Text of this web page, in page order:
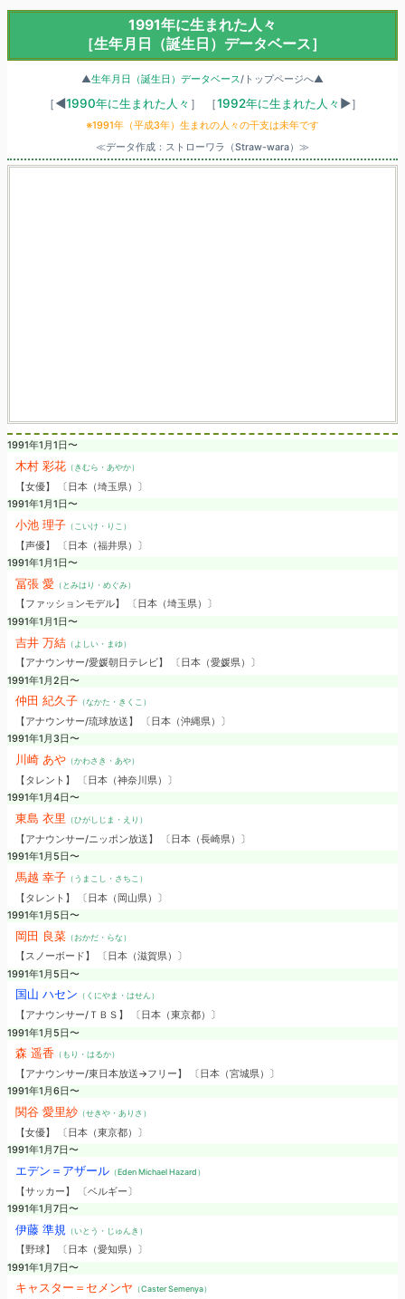
1991年に生まれた人々
［生年月日（誕生日）データベース］
▲生年月日（誕生日）データベース/トップページへ▲
［◀1990年に生まれた人々 ］ ［1992年に生まれた人々 ▶］
※1991年（平成3年）生まれの人々の干支は未年です
≪データ作成：ストローワラ（Straw-wara）≫
1991年1月1日〜
木村 彩花（きむら・あやか）
【女優】 〔日本（埼玉県）〕
1991年1月1日〜
小池 理子（こいけ・りこ）
【声優】 〔日本（福井県）〕
1991年1月1日〜
冨張 愛（とみはり・めぐみ）
【ファッションモデル】 〔日本（埼玉県）〕
1991年1月1日〜
吉井 万結（よしい・まゆ）
【アナウンサー/愛媛朝日テレビ】 〔日本（愛媛県）〕
1991年1月2日〜
仲田 紀久子（なかた・きくこ）
【アナウンサー/琉球放送】 〔日本（沖縄県）〕
1991年1月3日〜
川崎 あや（かわさき・あや）
【タレント】 〔日本（神奈川県）〕
1991年1月4日〜
東島 衣里 （ひがしじま・えり）
【アナウンサー/ニッポン放送】 〔日本（長崎県）〕
1991年1月5日〜
馬越 幸子（うまこし・さちこ）
【タレント】 〔日本（岡山県）〕
1991年1月5日〜
岡田 良菜（おかだ・らな）
【スノーボード】 〔日本（滋賀県）〕
1991年1月5日〜
国山 ハセン （くにやま・はせん）
【アナウンサー/ＴＢＳ】 〔日本（東京都）〕
1991年1月5日〜
森 遥香 （もり・はるか）
【アナウンサー/東日本放送→フリー】 〔日本（宮城県）〕
1991年1月6日〜
関谷 愛里紗（せきや・ありさ）
【女優】 〔日本（東京都）〕
1991年1月7日〜
エデン＝アザール（Eden Michael Hazard）
【サッカー】 〔ベルギー〕
1991年1月7日〜
伊藤 準規 （いとう・じゅんき）
【野球】 〔日本（愛知県）〕
1991年1月7日〜
キャスター＝セメンヤ （Caster Semenya）